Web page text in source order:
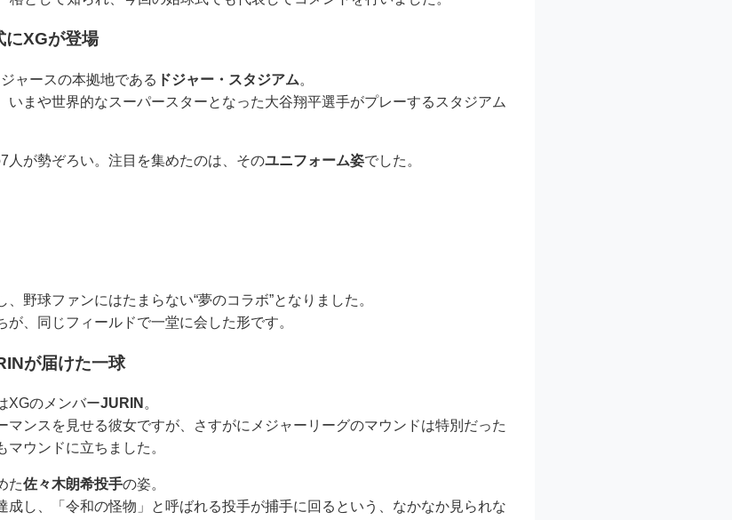
にXGが登場
ャースの本拠地である ドジャー・スタジアム。
いまや世界的なスーパースターとなった大谷翔平選手がプレーするスタジアム
人が勢ぞろい。注目を集めたのは、そのユニフォーム姿でした。
野球ファンにはたまらない“夢のコラボ”となりました。
、同じフィールドで一堂に会した形です。
が届けた一球
XGのメンバーJURIN 。
ンスを見せる彼女ですが、さすがにメジャーリーグのマウンドは特別だった
ウンドに立ちました。
た佐々木朗希投手の姿。
成し、「令和の怪物」と呼ばれる投手が捕手に回るという、なかなか見られな